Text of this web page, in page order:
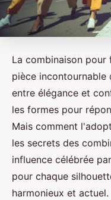
La combinaison pour
pièce incontournable
entre élégance et
les formes pour
Mais comment
les secrets des
influence célébrée
pour chaque
harmonieux et actuel.